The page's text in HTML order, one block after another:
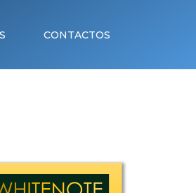
CONTACTOS